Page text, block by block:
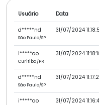
Usuário Data
d*****nd
São Paulo/SP
31/07/2024
i*****ao
Curitiba/PR
31/07/2024
d*****nd
São Paulo/SP
31/07/2024
i*****ao 31/07/2024